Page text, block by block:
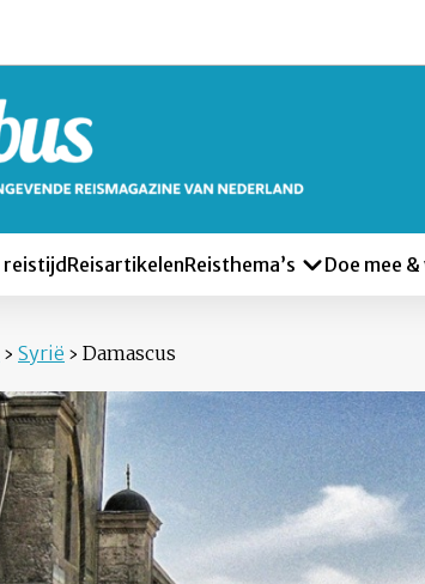
reistijd ReisartikelenReisthema’s Doe mee &
› Syrië › Damascus